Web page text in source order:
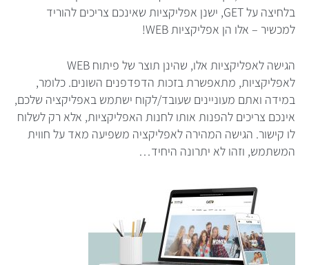
בלחיצה על GET, ישנן אפליקציות שאינכם צריכים להוריד
למכשיר – אלו הן אפליקציות WEB!
הגישה לאפליקציות אלו, שהינן תוצר של פיתוח WEB
לאפליקציות, מתאפשרת בזכות הדפדפנים השונים. כלומר,
במידה ואתם מעוניינים שעובד/לקוח ישתמש באפליקציה שלכם,
אינכם צריכים להפנות אותו לחנות האפליקציות, אלא רק לשלוח
לו קישור. הגישה המהירה לאפליקציה משפיעה מאד על חווית
המשתמש, וזהו לא יתרונה היחיד…